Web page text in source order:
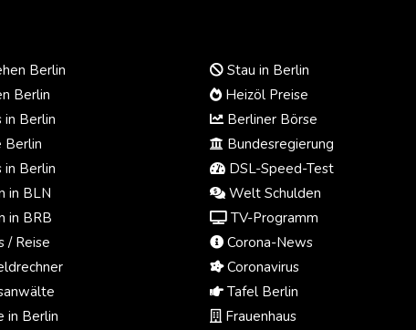
Berlin
Berlin
Berlin
Berlin
Berlin
in BLN
in BRB
/ Reise
in Berlin
Stau in Berlin
Heizöl Preise
Berliner Börse
Bundesregierung
DSL-Speed-Test
Welt Schulden
TV-Programm
Corona-News
Coronavirus
Tafel Berlin
Frauenhaus